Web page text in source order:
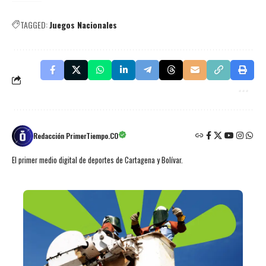
TAGGED:Juegos Nacionales
Redacción PrimerTiempo.CO
El primer medio digital de deportes de Cartagena y Bolívar.